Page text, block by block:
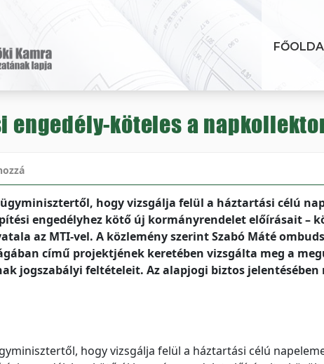
engedély-köteles a
hogy vizsgálja felül a háztartási célú
engedélyhez kötő új kormányrendelet előírásait –
az MTI-vel. A közlemény szerint Szabó Máté
című projektjének keretében vizsgálta meg a
jogszabályi feltételeit. Az alapjogi biztos
hogy vizsgálja felül a háztartási célú